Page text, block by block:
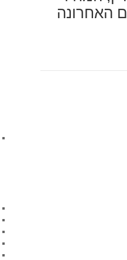
היה 29 ₪ בפעם האחרונה